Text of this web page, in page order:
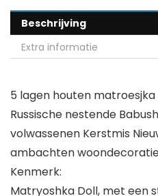
Beschrijving
Extra informatie
5 lagen houten
Russische nestende
volwassenen Kerstmis
ambachten
Kenmerk:
Matryoshka Doll, met een